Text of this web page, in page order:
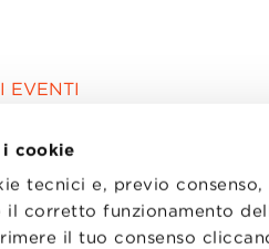
i cookie
tecnici e, previo
corretto funzionamento
il tuo consenso
EVENTI